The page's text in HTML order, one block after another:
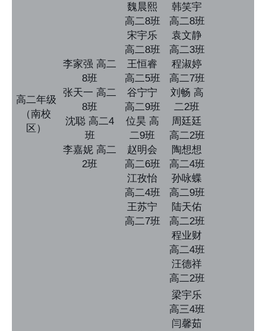
高二年级
（南校
区）
李家强 高二
8班
张天一 高二
8班
沈聪 高二4
班
李嘉妮 高二
2班
魏晨熙
高二8班
宋宇乐
高二8班
王恒睿
高二5班
谷宁宁
高二9班
位昊 高
二9班
赵明会
高二6班
江孜怡
高二4班
王苏宁
高二7班
韩笑宇
高二8班
袁文静
高二3班
程淑婷
高二7班
刘畅 高
二2班
周廷廷
高二2班
陶想想
高二4班
孙咏蝶
高二9班
陆天佑
高二2班
程业财
高二4班
汪德祥
高二2班
梁宇乐
高三4班
闫馨茹